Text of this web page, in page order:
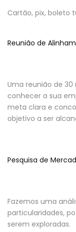
Cartão, pix, boleto
Reunião de
Uma reunião de 30
conhecer a sua
meta clara e
objetivo a ser
Pesquisa de
Fazemos uma
particularidades,
serem exploradas.